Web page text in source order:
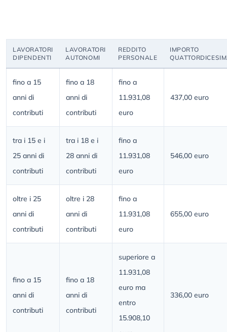
LAVORATORI
DIPENDENTI
LAVORATORI
AUTONOMI
REDDITO
PERSONALE
IMPORTO
fino a 15
anni di
contributi
fino a 18
anni di
contributi
fino a
11.931,08
euro
437,00 euro
tra i 15 e i
25 anni di
contributi
tra i 18 e i
28 anni di
contributi
fino a
11.931,08
euro
546,00 euro
oltre i 25
anni di
contributi
oltre i 28
anni di
contributi
fino a
11.931,08
euro
655,00 euro
fino a 15
anni di
contributi
fino a 18
anni di
contributi
superiore a
11.931,08
euro ma
entro
15.908,10
336,00 euro